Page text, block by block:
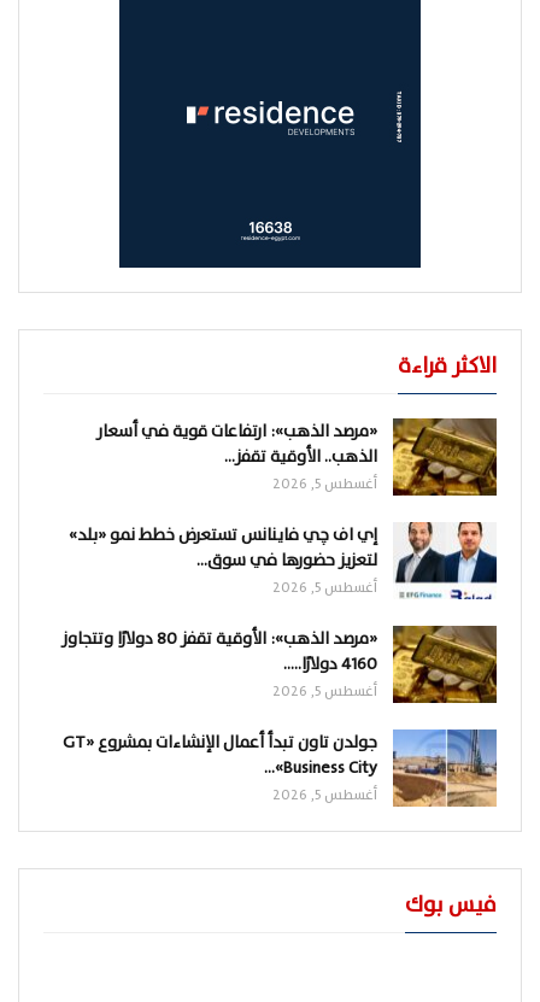
الاكثر قراءة
«مرصد الذهب»: ارتفاعات قوية في أسعار
الذهب.. الأوقية تقفز…
أغسطس 5, 2026
إي اف چي فاينانس تستعرض خطط نمو «بلد»
لتعزيز حضورها في سوق…
أغسطس 5, 2026
«مرصد الذهب»: الأوقية تقفز 80 دولارًا وتتجاوز
4160 دولارًا..…
أغسطس 5, 2026
جولدن تاون تبدأ أعمال الإنشاءات بمشروع «GT
Business City»…
أغسطس 5, 2026
فيس بوك